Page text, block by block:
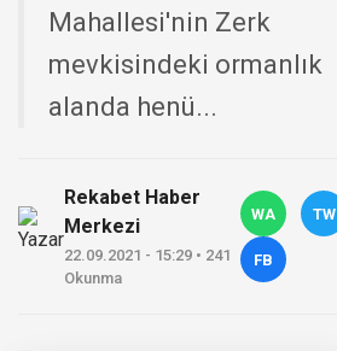
Mahallesi'nin Zerk
mevkisindeki ormanlık
alanda henü...
Rekabet Haber
Merkezi
22.09.2021 - 15:29 • 241
Okunma
WA TW
FB